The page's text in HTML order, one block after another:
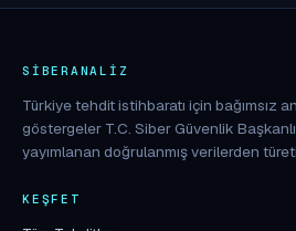
SIBERANALIZ
Türkiye tehdit istihbaratı için bağımsız
göstergeler T.C. Siber Güvenlik
yayımlanan doğrulanmış verilerden
KEŞFET